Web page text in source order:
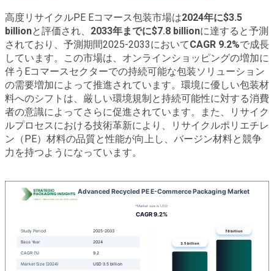
高度リサイクルPE Eコマース包装市場は2024年に$3.5
billionと評価され、 2033年までに$7.8 billionに達すると予測
されており、予測期間2025-2033においてCAGR 9.2%で成長
しています。この市場は、オンラインショッピングの増加に
伴うEコマースセクターでの持続可能な包装ソリューション
の需要増加によって推進されています。環境に優しい包装材
料へのシフトは、厳しい環境規制と持続可能性に対する消費
者の意識によってさらに促進されています。また、リサイク
ルプロセスにおける技術革新により、リサイクルポリエチレ
ン（PE）材料の品質と性能が向上し、バージン材料と競争
力を持つようになっています。